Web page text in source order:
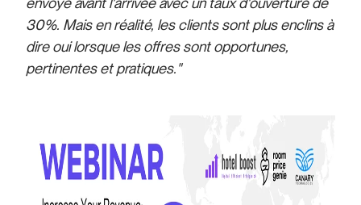
30%. Mais en réalité, les clients sont plus enclins à
dire oui lorsque les offres sont opportunes,
pertinentes et pratiques."